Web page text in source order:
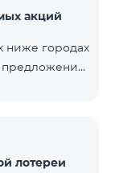
Следите за
акций
ниже городах
лотереи